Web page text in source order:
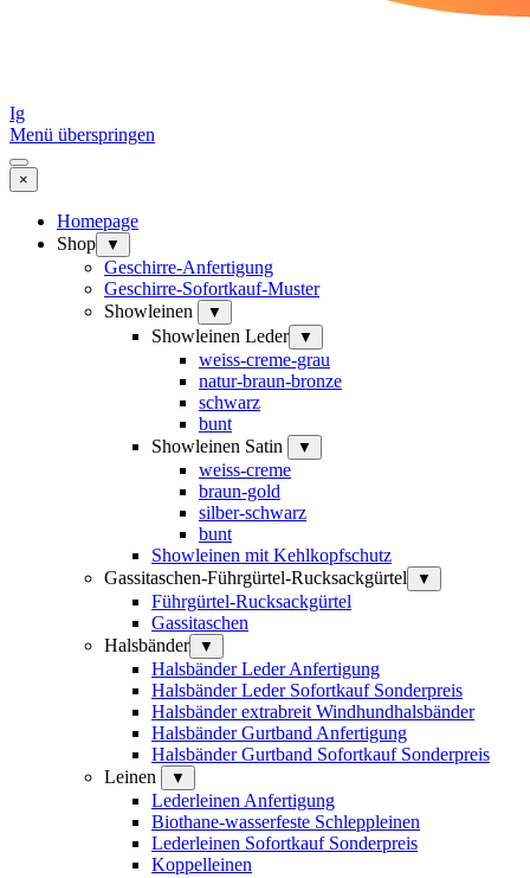
Ig
Menü überspringen
×
Homepage
Shop
▼
Geschirre-Anfertigung
Geschirre-Sofortkauf-Muster
Showleinen
▼
Showleinen Leder ▼
weiss-creme-grau
natur-braun-bronze
schwarz
bunt
Showleinen Satin
▼
weiss-creme
braun-gold
silber-schwarz
bunt
Showleinen mit Kehlkopfschutz
Gassitaschen-Führgürtel-Rucksackgürtel
▼
Führgürtel-Rucksackgürtel
Gassitaschen
Halsbänder
▼
Halsbänder Leder Anfertigung
Halsbänder Leder Sofortkauf Sonderpreis
Halsbänder extrabreit Windhundhalsbänder
Halsbänder Gurtband Anfertigung
Halsbänder Gurtband Sofortkauf Sonderpreis
Leinen
▼
Lederleinen Anfertigung
Biothane-wasserfeste Schleppleinen
Lederleinen Sofortkauf Sonderpreis
Koppelleinen